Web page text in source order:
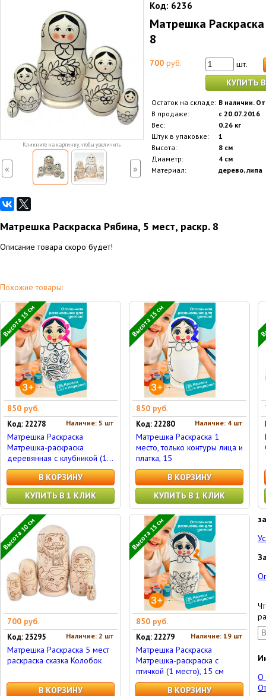
Кликните на картинку, чтобы увеличить
« »
Код: 6236
Матрешка
8
700 руб.
шт.
КУПИТЬ
Остаток на складе: В наличии.
В продаже:
с 20.07.2016
Вес:
0.26 кг
Штук в упаковке:
1
Высота:
8 см
Диаметр:
4 см
Материал:
дерево, липа
Матрешка Раскраска Рябина, 5 мест, раскр. 8
Описание товара скоро будет!
Похожие товары:
Высота 15 см
850 руб.
Наличие: 5 шт
Код: 22278
Матрешка Раскраска
Матрешка-раскраска
деревянная с клубникой (1...
В КОРЗИНУ
КУПИТЬ В 1 КЛИК
Высота 15 см
850 руб.
Наличие: 4 шт
Код: 22280
Матрешка Раскраска 1
место, только контуры лица и
платка, 15
В КОРЗИНУ
КУПИТЬ В 1 КЛИК
Высота 10 см
700 руб.
Наличие: 2 шт
Код: 23295
Матрешка Раскраска 5 мест
раскраска сказка Колобок
В КОРЗИНУ
Высота 15 см
850 руб.
Наличие: 19 шт
Код: 22279
Матрешка Раскраска
Матрешка-раскраска с
птичкой (1 место), 15 см
В КОРЗИНУ
О